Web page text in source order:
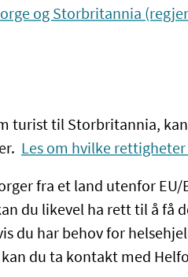
og Storbritannia
turist til Storbritannia,
Les om hvilke
fra et land utenfor
du likevel ha rett til å få
du har behov for
du ta kontakt med